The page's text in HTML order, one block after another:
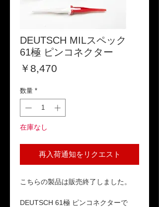
DEUTSCH MILスペック
61極 ピンコネクター
￥8,470
数量 *
在庫なし
再入荷通知をリクエスト
こちらの製品は販売終了しました。
DEUTSCH 61極 ピンコネクターで